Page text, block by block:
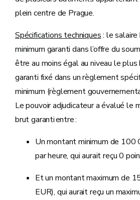
plein centre de Prague.
Spécifications techniques: le
minimum garanti dans l’offre du
être au moins égal au niveau le plus
garanti fixé dans un règlement
minimum (règlement
Le pouvoir adjudicateur a évalué le
brut garanti entre :
Un montant minimum de 100
par heure, qui aurait reçu 0
Et un montant maximum de
EUR), qui aurait reçu un